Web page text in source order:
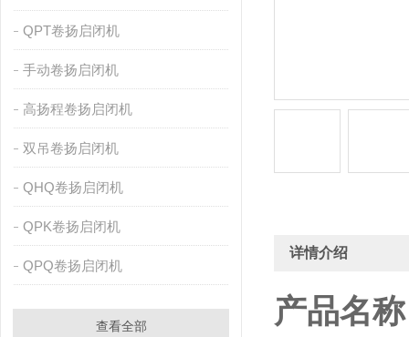
QPT卷扬启闭机
手动卷扬启闭机
高扬程卷扬启闭机
双吊卷扬启闭机
QHQ卷扬启闭机
QPK卷扬启闭机
QPQ卷扬启闭机
查看全部
详情介绍
产品名